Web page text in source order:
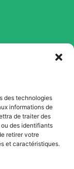
des technologies
informations de
de traiter des
des identifiants
retirer votre
et caractéristiques.